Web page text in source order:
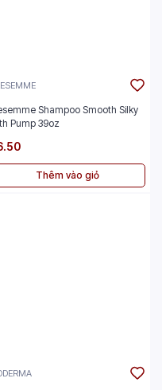
Shampoo Smooth Silky
Pump 39oz
Thêm vào giỏ